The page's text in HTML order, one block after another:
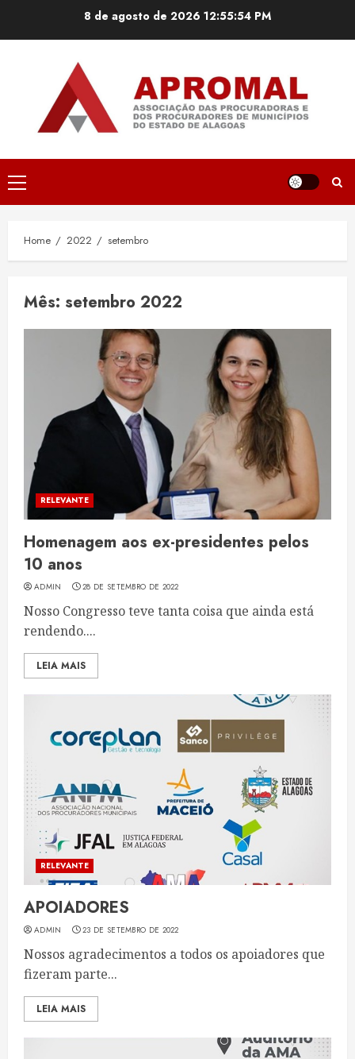
8 de agosto de 2026 12:55:54 PM
Primary
Menu
Home 2022 setembro
Mês: setembro 2022
RELEVANTE
Homenagem aos ex-presidentes pelos
10 anos
ADMIN 28 DE SETEMBRO DE 2022
Nosso Congresso teve tanta coisa que ainda está
rendendo....
LEIA MAIS
RELEVANTE
APOIADORES
ADMIN 23 DE SETEMBRO DE 2022
Nossos agradecimentos a todos os apoiadores que
fizeram parte...
LEIA MAIS